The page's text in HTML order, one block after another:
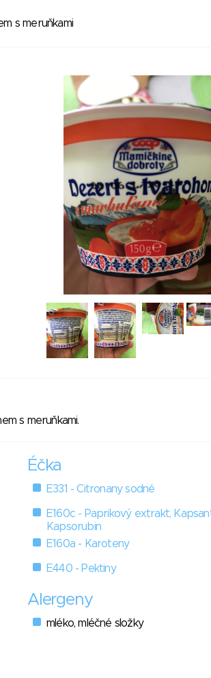
s meruňkami
s meruňkami.
Éčka
E331 - Citronany sodné
E160c - Paprikový extrakt,
Kapsorubin
E160a - Karoteny
E440 - Pektiny
Alergeny
mléko, mléčné složky